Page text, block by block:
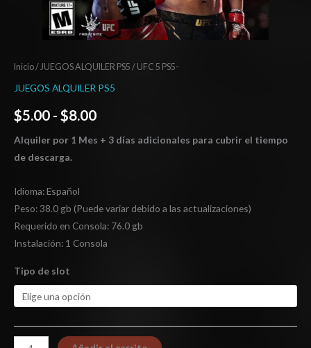
Inicio/ JUEGOS ALQUILER PS5 / UFC 5 PS5-
JUEGOS ALQUILER PS5
$5.00 - $8.00
Alquiler por 1 Mes + 3 días adicionales para cubrir el tiempo
de descarga.
Idioma: Español
Peso: 38.0 gb (Puede variar debido a las actualizaciones)
Requerido en Consola: 76.0 gb
Instalación: 1 Consola
Tipo de slot